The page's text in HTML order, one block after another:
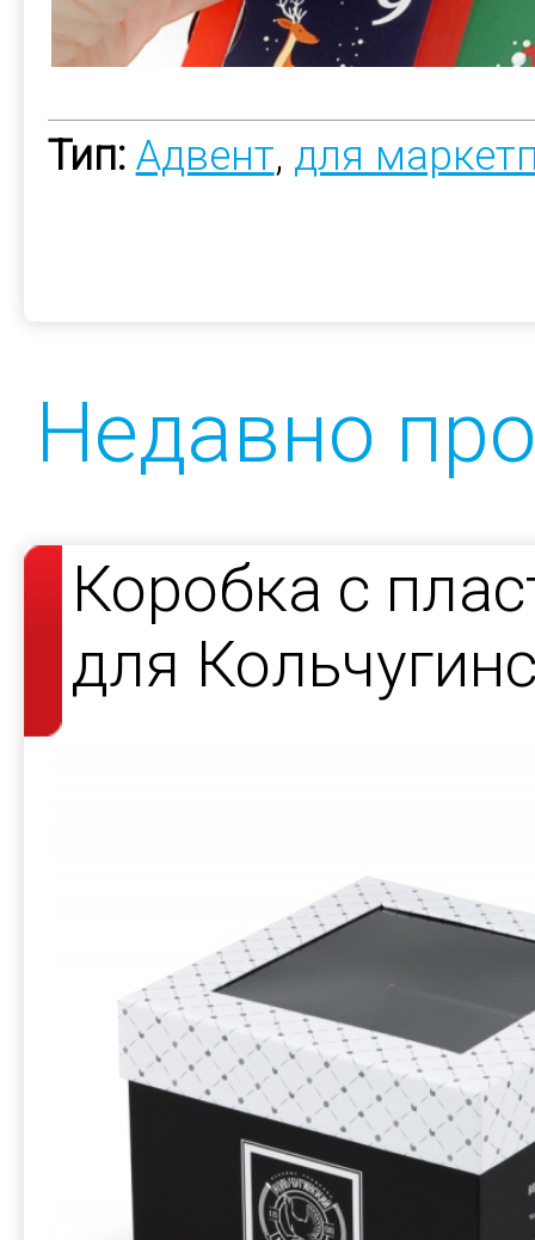
Тип: Адвент, для
Недавно
Коробка с
для